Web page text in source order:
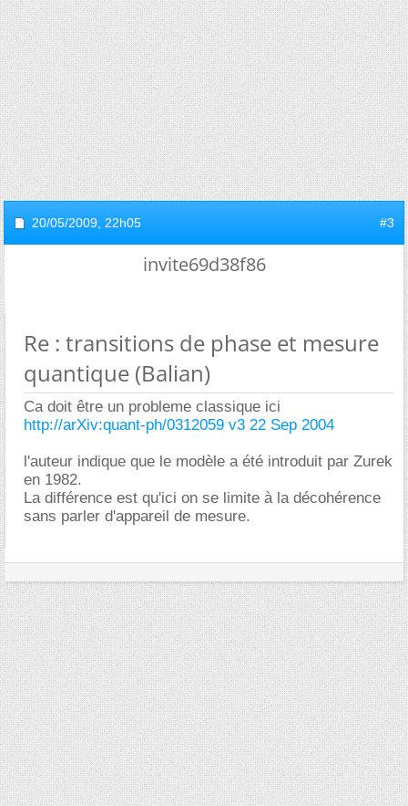
20/05/2009, 22h05 #3
invite69d38f86
Re : transitions de phase et mesure
quantique (Balian)
Ca doit être un probleme classique ici
http://arXiv:quant-ph/0312059 v3 22 Sep 2004
l'auteur indique que le modèle a été introduit par Zurek
en 1982.
La différence est qu'ici on se limite à la décohérence
sans parler d'appareil de mesure.